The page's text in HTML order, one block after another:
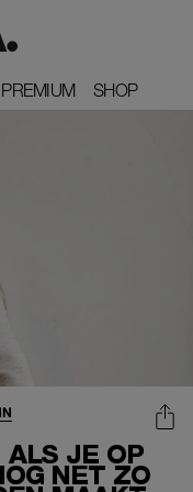
PREMIUM
PREMIUM SHOP
SHOP
ALS JE OP
NET ZO